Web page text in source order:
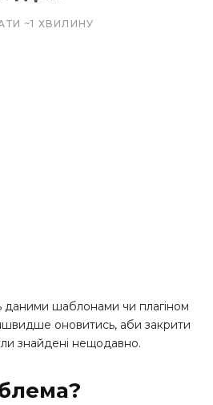
~1 ХВИЛИНУ
даними шаблонами чи плагіном
оновитись, аби закрити
знайдені нещодавно.